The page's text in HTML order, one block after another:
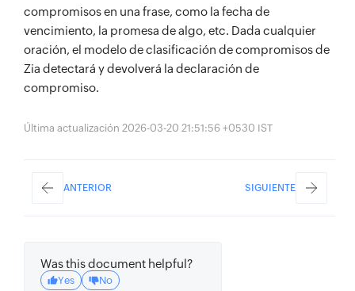
compromisos en una frase, como la fecha de
vencimiento, la promesa de algo, etc. Dada cualquier
oración, el modelo de clasificación de compromisos de
Zia detectará y devolverá la declaración de
compromiso.
Última actualización 2026-03-20 21:51:56 +0530 IST
ANTERIOR SIGUIENTE
Was this document helpful?
Yes No